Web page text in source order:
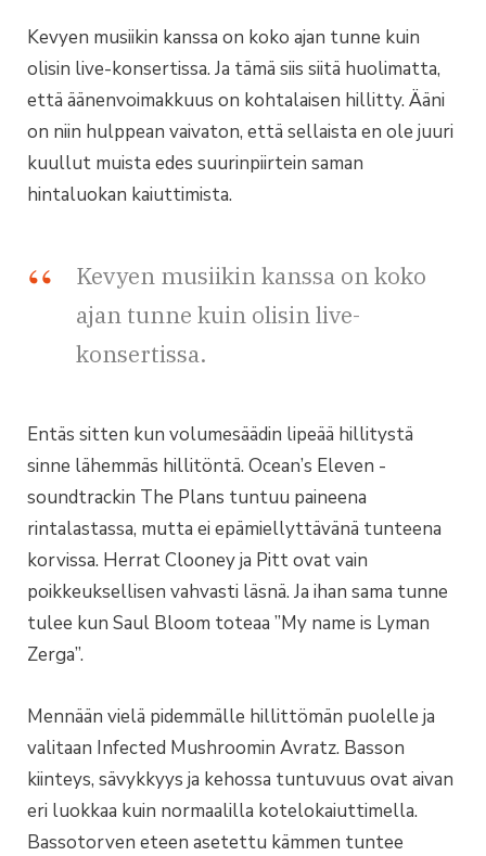
Kevyen musiikin kanssa on koko ajan tunne kuin
olisin live-konsertissa. Ja tämä siis siitä huolimatta,
että äänenvoimakkuus on kohtalaisen hillitty. Ääni
on niin hulppean vaivaton, että sellaista en ole juuri
kuullut muista edes suurinpiirtein saman
hintaluokan kaiuttimista.
Kevyen musiikin kanssa on koko
ajan tunne kuin olisin live-
konsertissa.
Entäs sitten kun volumesäädin lipeää hillitystä
sinne lähemmäs hillitöntä. Ocean’s Eleven -
soundtrackin The Plans tuntuu paineena
rintalastassa, mutta ei epämiellyttävänä tunteena
korvissa. Herrat Clooney ja Pitt ovat vain
poikkeuksellisen vahvasti läsnä. Ja ihan sama tunne
tulee kun Saul Bloom toteaa ”My name is Lyman
Zerga”.
Mennään vielä pidemmälle hillittömän puolelle ja
valitaan Infected Mushroomin Avratz. Basson
kiinteys, sävykkyys ja kehossa tuntuvuus ovat aivan
eri luokkaa kuin normaalilla kotelokaiuttimella.
Bassotorven eteen asetettu kämmen tuntee